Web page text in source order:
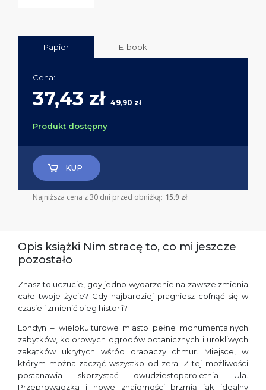
Papier E-book
Cena:
37,43 zł 49,90 zł
Produkt dostępny
KUP
Najniższa cena z 30 dni przed obniżką: 15.9 zł
Opis książki Nim stracę to, co mi jeszcze
pozostało
Znasz to uczucie, gdy jedno wydarzenie na zawsze zmienia
całe twoje życie? Gdy najbardziej pragniesz cofnąć się w
czasie i zmienić bieg historii?
Londyn – wielokulturowe miasto pełne monumentalnych
zabytków, kolorowych ogrodów botanicznych i urokliwych
zakątków ukrytych wśród drapaczy chmur. Miejsce, w
którym można zacząć wszystko od zera. Z tej możliwości
postanawia skorzystać dwudziestoparoletnia Ula.
Przeprowadzka i nowe znajomości brzmią jak idealny